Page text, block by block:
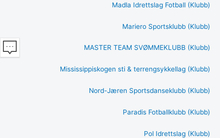
Madla Idrettslag Fotball (Klubb)
Mariero Sportsklubb (Klubb)
MASTER TEAM SVØMMEKLUBB (Klubb)
Mississippiskogen sti & terrengsykkellag (Klubb)
Nord-Jæren Sportsdanseklubb (Klubb)
Paradis Fotballklubb (Klubb)
Pol Idrettslag (Klubb)